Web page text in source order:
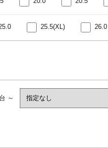
25.5(XL) 26.0
～